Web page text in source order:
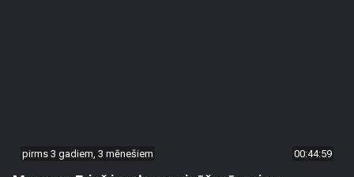
pirms 3 gadiem, 3 mēnešiem 00:44:59